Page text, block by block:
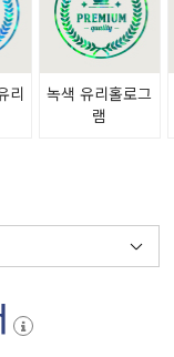
리
녹색 유리홀로그
램